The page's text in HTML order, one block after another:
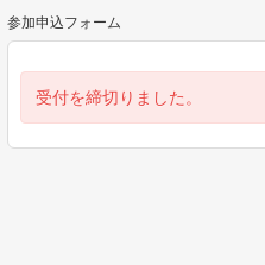
参加申込フォーム
受付を締切りました。